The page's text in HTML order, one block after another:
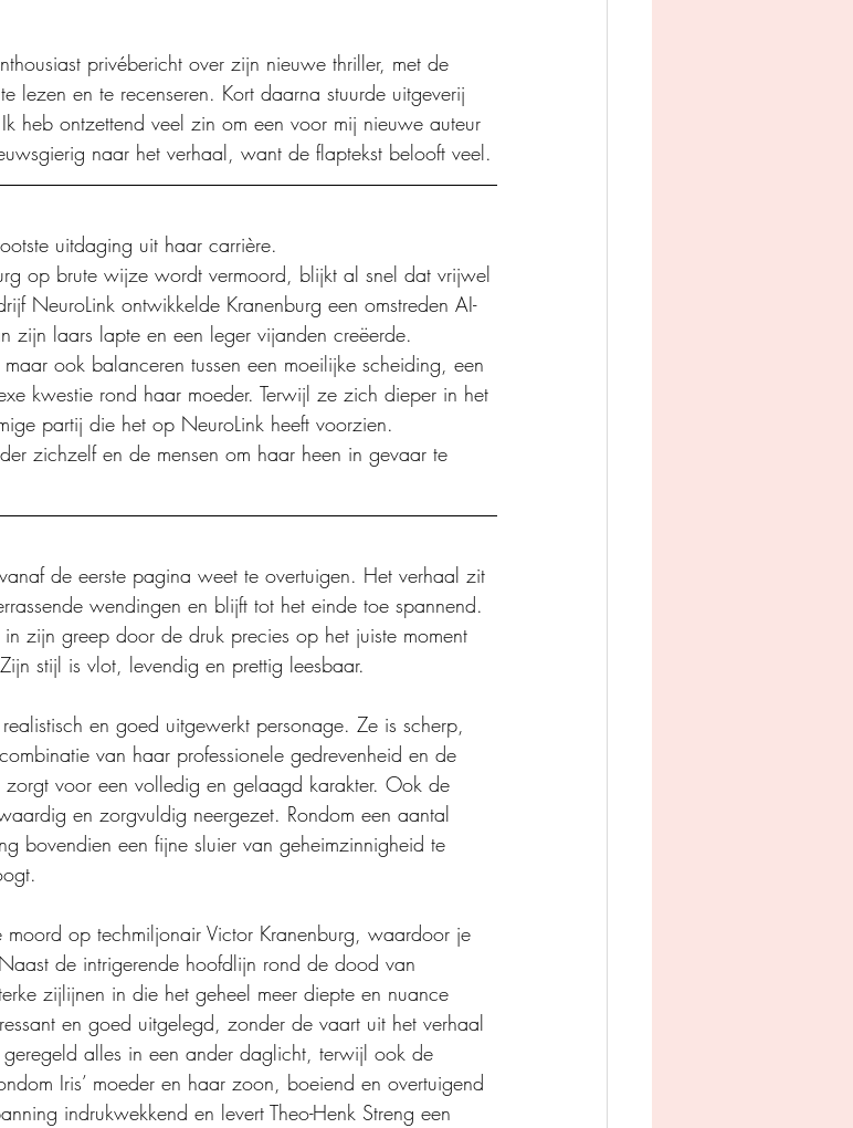
privébericht over zijn nieuwe thriller, met de
lezen en te recenseren. Kort daarna stuurde uitgeverij
heb ontzettend veel zin om een voor mij nieuwe auteur
naar het verhaal, want de flaptekst belooft veel.
uitdaging uit haar carrière.
op brute wijze wordt vermoord, blijkt al snel dat vrijwel
NeuroLink ontwikkelde Kranenburg een omstreden AI-
zijn laars lapte en een leger vijanden creëerde.
ook balanceren tussen een moeilijke scheiding, een
kwestie rond haar moeder. Terwijl ze zich dieper in het
partij die het op NeuroLink heeft voorzien.
zichzelf en de mensen om haar heen in gevaar te
de eerste pagina weet te overtuigen. Het verhaal zit
wendingen en blijft tot het einde toe spannend.
zijn greep door de druk precies op het juiste moment
stijl is vlot, levendig en prettig leesbaar.
en goed uitgewerkt personage. Ze is scherp,
van haar professionele gedrevenheid en de
voor een volledig en gelaagd karakter. Ook de
en zorgvuldig neergezet. Rondom een aantal
bovendien een fijne sluier van geheimzinnigheid te
op techmiljonair Victor Kranenburg, waardoor je
de intrigerende hoofdlijn rond de dood van
zijlijnen in die het geheel meer diepte en nuance
en goed uitgelegd, zonder de vaart uit het verhaal
alles in een ander daglicht, terwijl ook de
Iris’ moeder en haar zoon, boeiend en overtuigend
indrukwekkend en levert Theo-Henk Streng een